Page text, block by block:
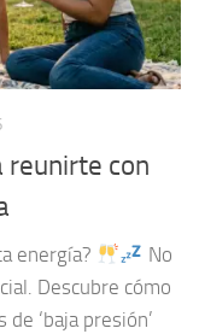
reunirte con
energía?
No
Descubre cómo
‘baja presión’